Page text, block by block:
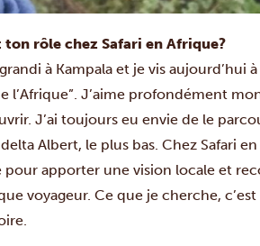
rôle chez Safari en Afrique?
à Kampala et je vis aujourd’hui
J’aime profondément
J’ai toujours eu envie de le
Albert, le plus bas. Chez Safari
pour apporter une vision locale et
voyageur. Ce que je cherche,